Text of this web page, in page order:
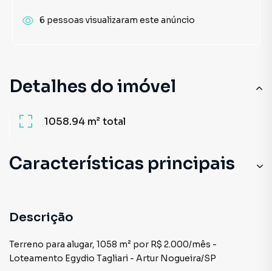
Detalhes do imóvel
1058.94 m²total
Características principais
Descrição
Terreno para alugar, 1058 m² por R$ 2.000/mês -
Loteamento Egydio Tagliari - Artur Nogueira/SP
6 pessoas visualizaram este anúncio